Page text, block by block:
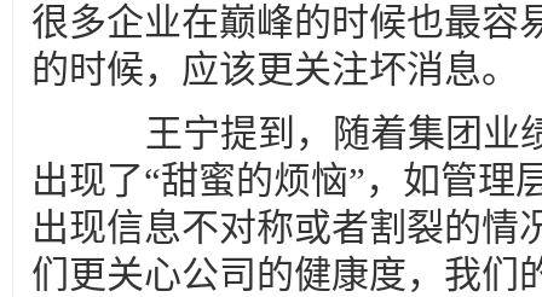
很多企业在巅峰的时候也最容
的时候，应该更关注坏消息。
王宁提到，随着集团业
出现了“甜蜜的烦恼”，如管理
出现信息不对称或者割裂的情
们更关心公司的健康度，我们